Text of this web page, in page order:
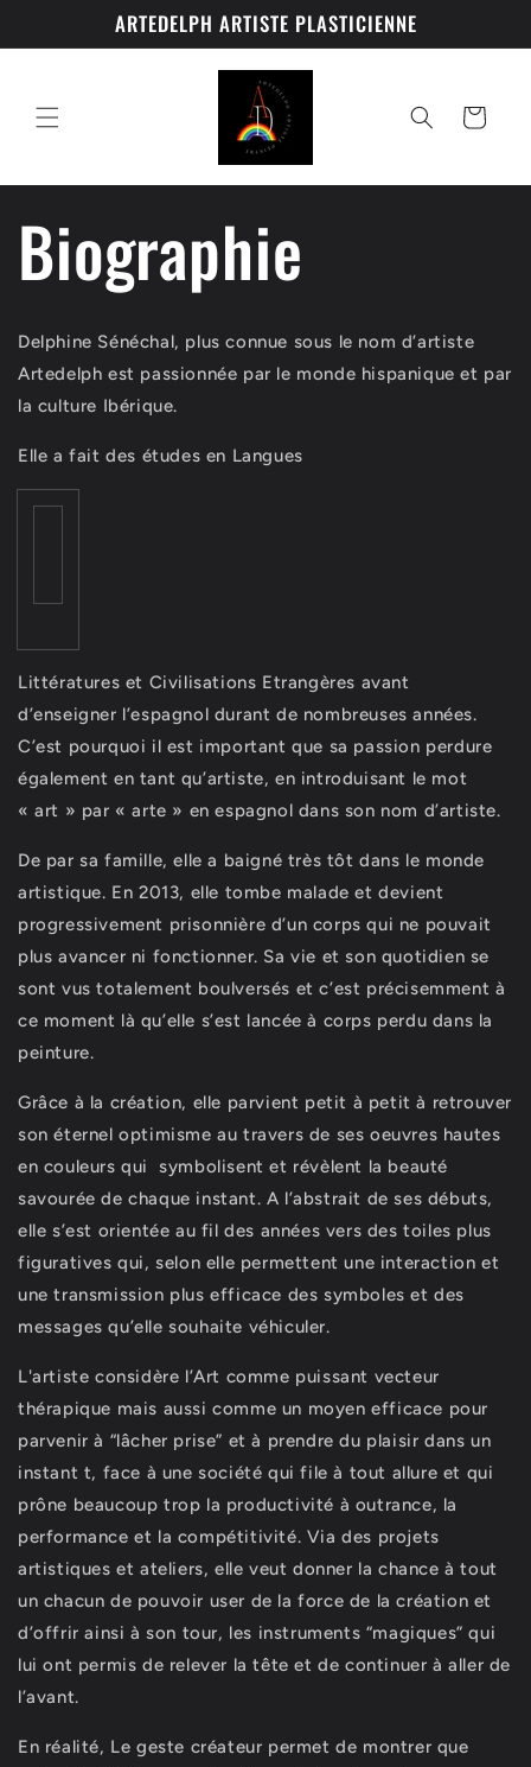
au
ARTEDELPH ARTISTE PLASTICIENNE
Panier
Biographie
Delphine Sénéchal, plus connue sous le nom d’artiste
Artedelph est passionnée par le monde hispanique et par
la culture Ibérique.
Elle a fait des études en Langues
Littératures et Civilisations Etrangères avant
d’enseigner l’espagnol durant de nombreuses années.
C’est pourquoi il est important que sa passion perdure
également en tant qu’artiste, en introduisant le mot
« art » par « arte » en espagnol dans son nom d’artiste.
De par sa famille, elle a baigné très tôt dans le monde
artistique. En 2013, elle tombe malade et devient
progressivement prisonnière d’un corps qui ne pouvait
plus avancer ni fonctionner. Sa vie et son quotidien se
sont vus totalement boulversés et c’est précisemment à
ce moment là qu’elle s’est lancée à corps perdu dans la
peinture.
Grâce à la création, elle parvient petit à petit à retrouver
son éternel optimisme au travers de ses oeuvres hautes
en couleurs qui symbolisent et révèlent la beauté
savourée de chaque instant. A l’abstrait de ses débuts,
elle s’est orientée au fil des années vers des toiles plus
figuratives qui, selon elle permettent une interaction et
une transmission plus efficace des symboles et des
messages qu’elle souhaite véhiculer.
L'artiste considère l’Art comme puissant vecteur
thérapique mais aussi comme un moyen efficace pour
parvenir à “lâcher prise” et à prendre du plaisir dans un
instant t, face à une société qui file à tout allure et qui
prône beaucoup trop la productivité à outrance, la
performance et la compétitivité. Via des projets
artistiques et ateliers, elle veut donner la chance à tout
un chacun de pouvoir user de la force de la création et
d’offrir ainsi à son tour, les instruments “magiques” qui
lui ont permis de relever la tête et de continuer à aller de
l’avant.
En réalité, Le geste créateur permet de montrer que